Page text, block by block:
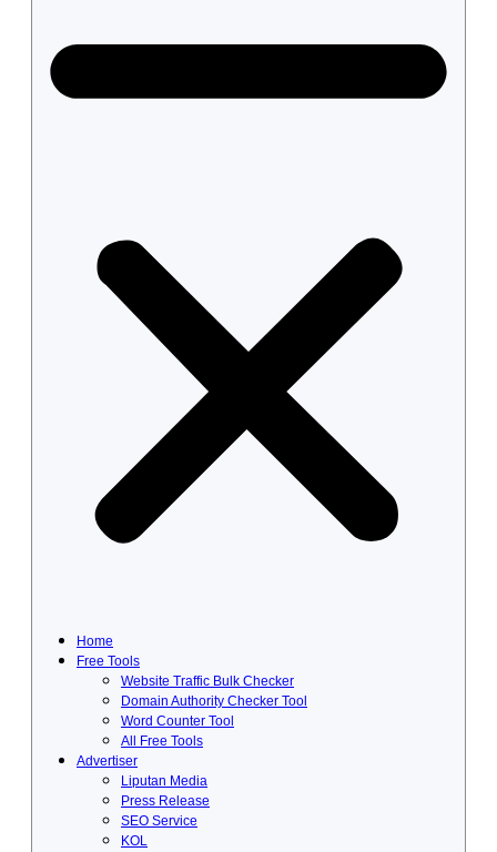
Home
Free Tools
Website Traffic Bulk Checker
Domain Authority Checker Tool
Word Counter Tool
All Free Tools
Advertiser
Liputan Media
Press Release
SEO Service
KOL